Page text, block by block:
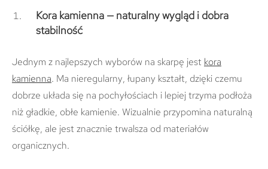
Kora kamienna — naturalny wygląd i dobra
stabilność
Jednym z najlepszych wyborów na skarpę jest kora
kamienna. Ma nieregularny, łupany kształt, dzięki czemu
dobrze układa się na pochyłościach i lepiej trzyma podłoża
niż gładkie, obłe kamienie. Wizualnie przypomina naturalną
ściółkę, ale jest znacznie trwalsza od materiałów
organicznych.